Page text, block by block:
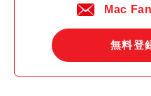
Mac
無料登